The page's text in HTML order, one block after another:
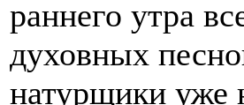
раннего утра
духовных
натурщики уже